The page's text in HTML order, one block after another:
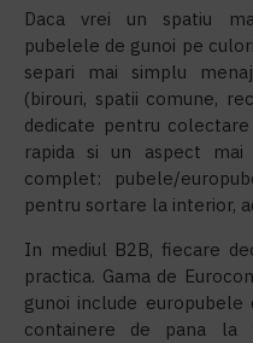
Daca vrei un spatiu
pubelele de gunoi pe
separi mai simplu
(birouri, spatii comune,
dedicate pentru
rapida si un aspect
complet: pubele/
pentru sortare la interior,
In mediul B2B, fiecare
practica. Gama de
gunoi include
containere de pana la